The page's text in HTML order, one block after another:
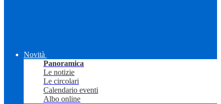
Novità
Panoramica
Le notizie
Le circolari
Calendario eventi
Albo online